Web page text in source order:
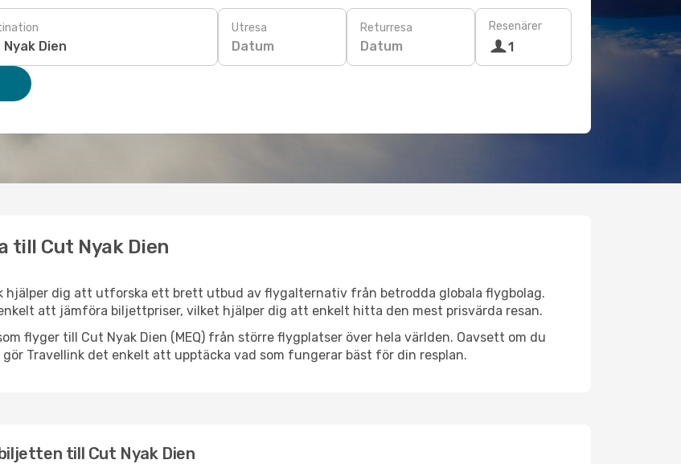
Utresa
Datum
Returresa
Datum
Resenärer
1
till Cut Nyak Dien
hjälper dig att utforska ett brett utbud av flygalternativ från betrodda globala flygbolag.
att jämföra biljettpriser, vilket hjälper dig att enkelt hitta den mest prisvärda resan.
flyger till Cut Nyak Dien (MEQ) från större flygplatser över hela världen. Oavsett om du
Travellink det enkelt att upptäcka vad som fungerar bäst för din resplan.
till Cut Nyak Dien